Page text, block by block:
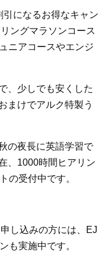
になるお得なキャン
ングマラソンコース
ニアコースやエンジ
、少しでも安くした
まけでアルク特製う
の夜長に英語学習で
、1000時間ヒアリン
の受付中です。
し込みの方には、EJ
も実施中です。